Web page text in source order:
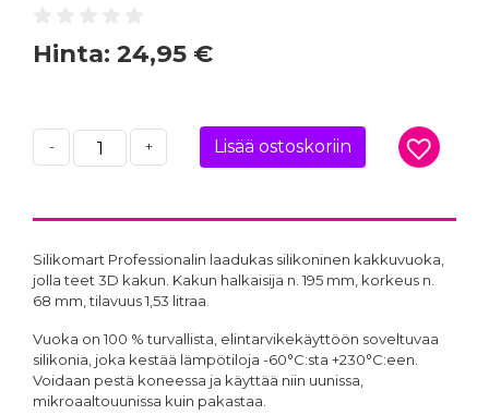
Hinta: 24,95 €
- + Lisää ostoskoriin
Silikomart Professionalin laadukas silikoninen kakkuvuoka,
jolla teet 3D kakun. Kakun halkaisija n. 195 mm, korkeus n.
68 mm, tilavuus 1,53 litraa.
Vuoka on 100 % turvallista, elintarvikekäyttöön soveltuvaa
silikonia, joka kestää lämpötiloja -60°C:sta +230°C:een.
Voidaan pestä koneessa ja käyttää niin uunissa,
mikroaaltouunissa kuin pakastaa.